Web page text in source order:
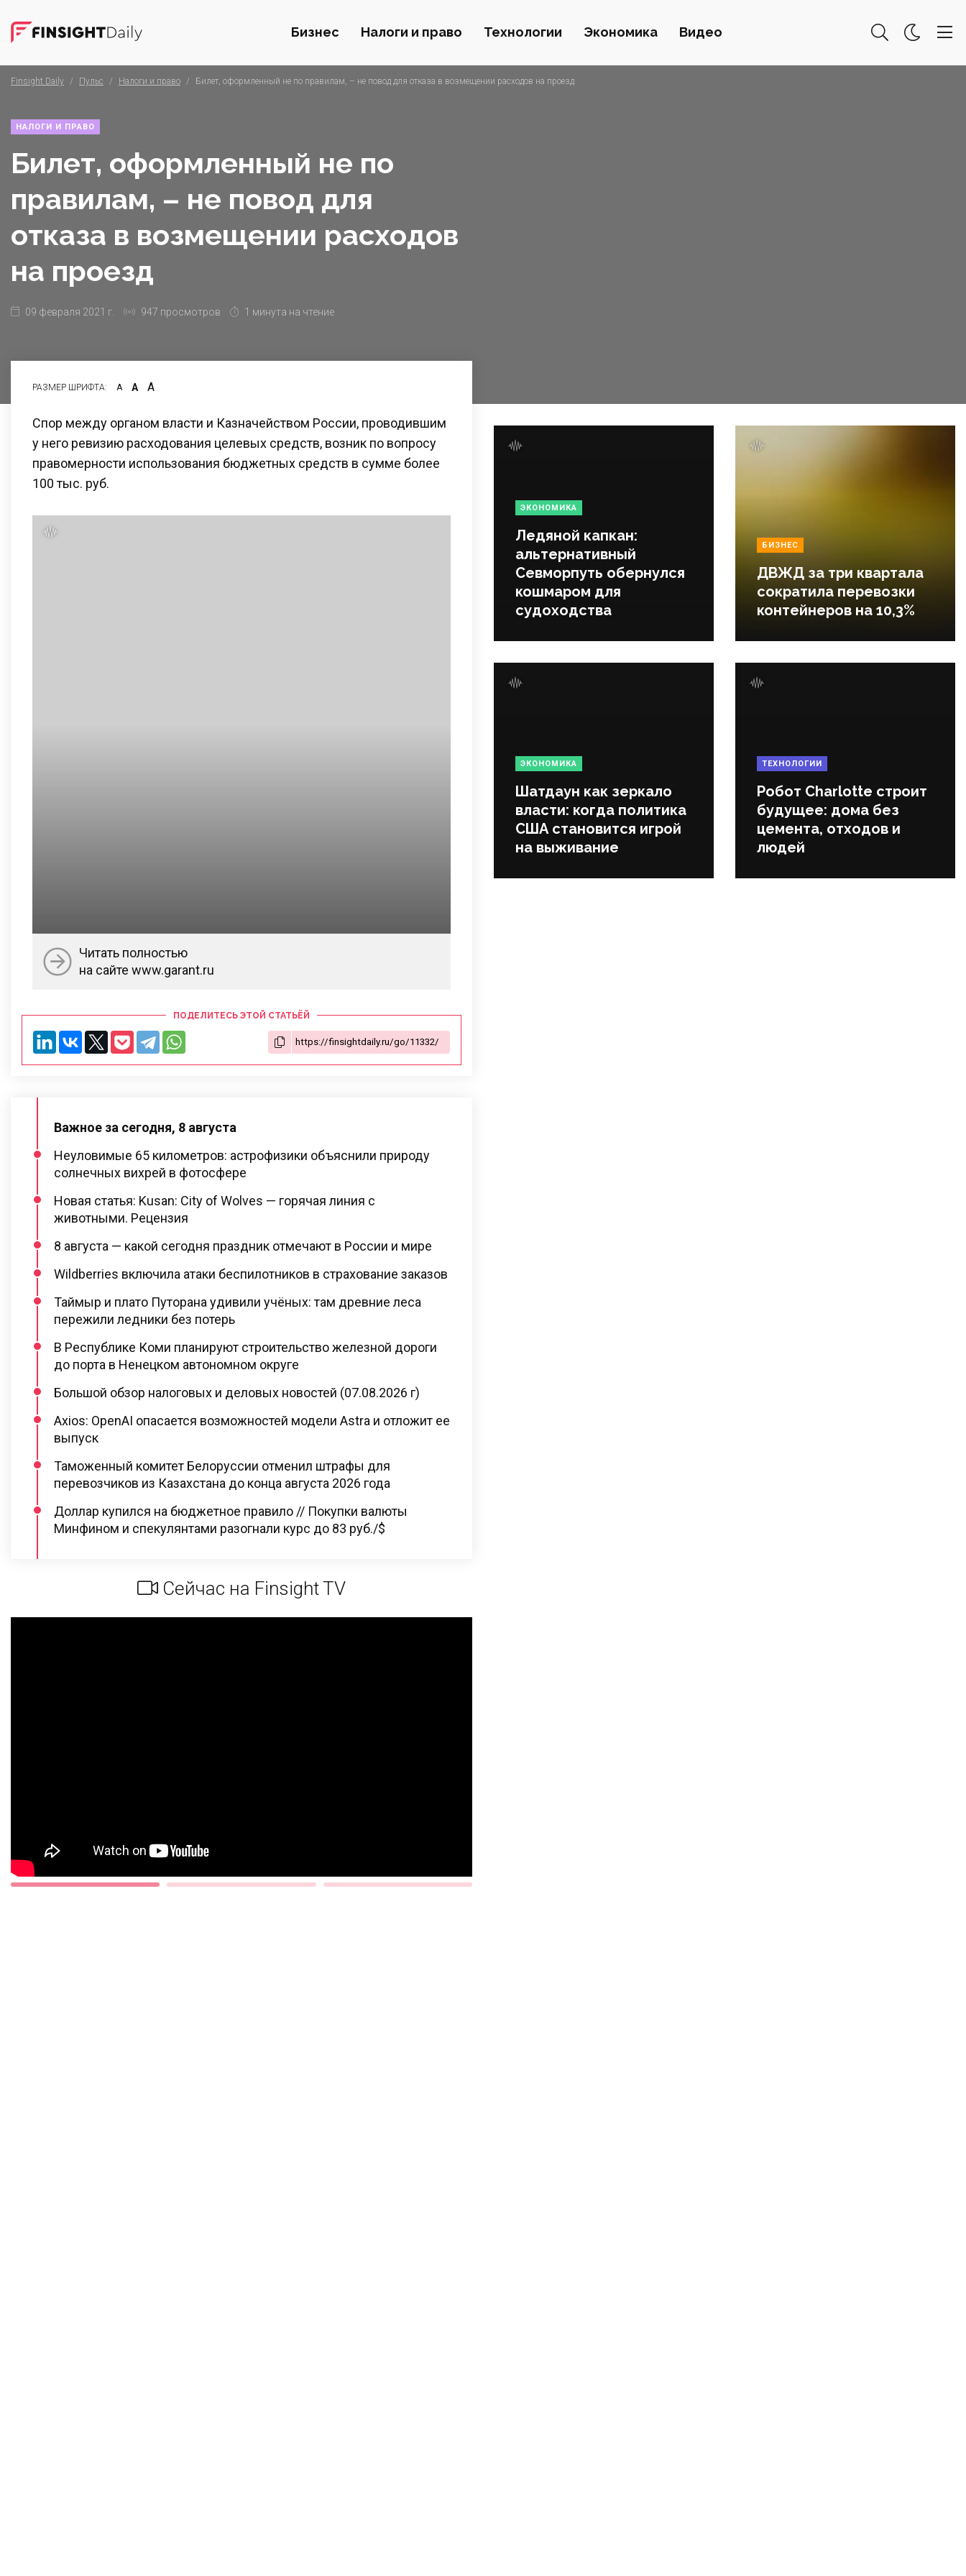
Бизнес Налоги и право Технологии Экономика Видео
Finsight Daily / Пульс / Налоги и право / Билет, оформленный не по правилам, – не повод для отказа в возмещении расходов на проезд
НАЛОГИ И ПРАВО
Билет, оформленный не по
правилам, – не повод для
отказа в возмещении расходов
на проезд
09 февраля 2021 г. 947 просмотров 1 минута на чтение
РАЗМЕР ШРИФТА: А А А
Спор между органом власти и Казначейством России, проводившим
у него ревизию расходования целевых средств, возник по вопросу
правомерности использования бюджетных средств в сумме более
100 тыс. руб.
Читать полностью
на сайте www.garant.ru
ПОДЕЛИТЕСЬ ЭТОЙ СТАТЬЁЙ
Важное за сегодня, 8 августа
Неуловимые 65 километров: астрофизики объяснили природу
солнечных вихрей в фотосфере
Новая статья: Kusan: City of Wolves — горячая линия с
животными. Рецензия
8 августа — какой сегодня праздник отмечают в России и мире
Wildberries включила атаки беспилотников в страхование заказов
Таймыр и плато Путорана удивили учёных: там древние леса
пережили ледники без потерь
В Республике Коми планируют строительство железной дороги
до порта в Ненецком автономном округе
Большой обзор налоговых и деловых новостей (07.08.2026 г)
Axios: OpenAI опасается возможностей модели Astra и отложит ее
выпуск
Таможенный комитет Белоруссии отменил штрафы для
перевозчиков из Казахстана до конца августа 2026 года
Доллар купился на бюджетное правило // Покупки валюты
Минфином и спекулянтами разогнали курс до 83 руб./$
Сейчас на Finsight TV
ЭКОНОМИКА
Ледяной капкан:
альтернативный
Севморпуть обернулся
кошмаром для
судоходства
БИЗНЕС
ДВЖД за три квартала
сократила перевозки
контейнеров на 10,3%
ЭКОНОМИКА
Шатдаун как зеркало
власти: когда политика
США становится игрой
на выживание
ТЕХНОЛОГИИ
Робот Charlotte строит
будущее: дома без
цемента, отходов и
людей